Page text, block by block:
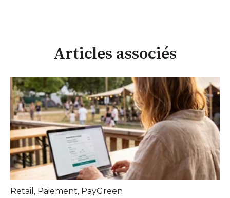
Articles associés
Retail , Paiement, PayGreen